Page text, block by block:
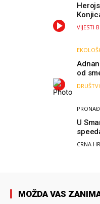
VIJESTI
od
čistio
U
CRNA
MOŽDA VAS